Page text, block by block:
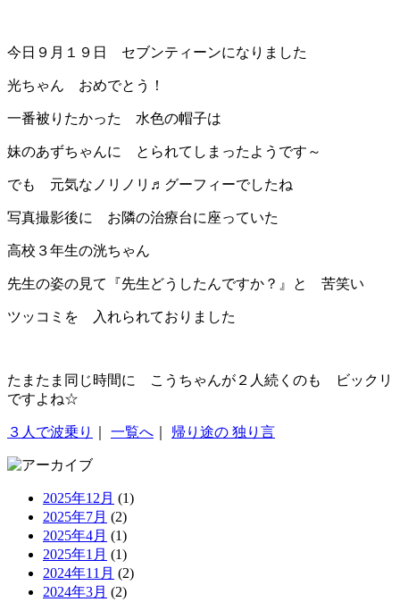
今日９月１９日 セブンティーンになりました
光ちゃん おめでとう！
一番被りたかった 水色の帽子は
妹のあずちゃんに とられてしまったようです～
でも 元気なノリノリ♬グーフィーでしたね
写真撮影後に お隣の治療台に座っていた
高校３年生の洸ちゃん
先生の姿の見て『先生どうしたんですか？』と 苦笑い
ツッコミを 入れられておりました
たまたま同じ時間に こうちゃんが２人続くのも ビックリ
ですよね☆
３人で波乗り 一覧へ 帰り途の 独り言
2025年12月 (1)
2025年7月 (2)
2025年4月 (1)
2025年1月 (1)
2024年11月 (2)
2024年3月 (2)